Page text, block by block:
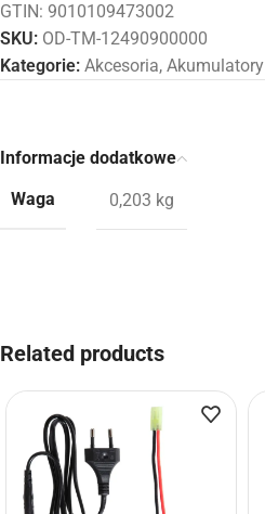
GTIN: 9010109473002
SKU: OD-TM-12490900000
Kategorie: Akcesoria, Akumulatory
Informacje dodatkowe
Waga
0,203 kg
Related products